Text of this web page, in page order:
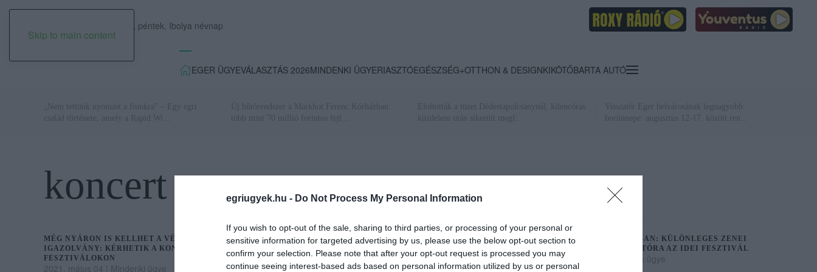
egriugyek.hu - Do Not Process My Personal Information
If you wish to opt-out of the sale, sharing to third parties, or processing of your personal or
sensitive information for targeted advertising by us, please use the below opt-out section to
confirm your selection. Please note that after your opt-out request is processed you may
continue seeing interest-based ads based on personal information utilized by us or personal
Skip to main content
2026. augusztus 07., péntek, Ibolya névnap
EGER ÜGYEVÁLASZTÁS 2026MINDENKI ÜGYERIASZTÓEGÉSZSÉG+OTTHON & DESIGNKIKÖTŐBARTA AUTÓ
„Nem tettünk nyomást a fiunkra” – Egy egri
család története, amely a Rapid Wi...
Új hűtőrendszer a Markhot Ferenc Kórházban:
több mint 70 millió forintos fejl...
Eloltották a tüzet Dédestapolcsánynál, kilencórás
küzdelem után sikerült megf...
Visszatér Eger belvárosának legnagyobb
borünnepe: augusztus 12-17. között ren...
koncert
MÉG NYÁRON IS KELLHET A VÉDETTSÉGI
IGAZOLVÁNY: KÉRHETIK A KONCERTEKEN,
FESZTIVÁLOKON
2021. május 04
Mindenki ügye
FESZTIVÁLSZEZON
2021. május 22| Mindenki ügye
Hogy korábban is írtuk, 5 millió beoltott után védettségi
FEKETE ZAJ A MÁTRÁBAN: KÜLÖNLEGES ZENEI
PRODUKCIÓT HOZ SÁSTÓRA AZ IDEI FESZTIVÁL
2021. június 16
Környék ügye